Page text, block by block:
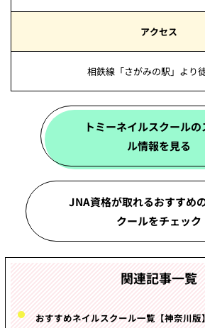
アクセス
相鉄線「さがみの駅」より
トミーネイルスクールの
ル情報を見る
JNA資格が取れるおすすめ
クールをチェック
関連記事一覧
おすすめネイルスクール一覧【神奈川版】